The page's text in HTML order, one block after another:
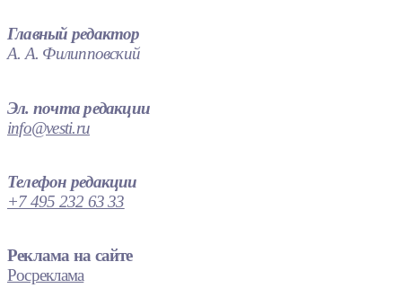
Главный редактор
А. А. Филипповский
Эл. почта редакции
info@vesti.ru
Телефон редакции
+7 495 232 63 33
Реклама на сайте
Росреклама